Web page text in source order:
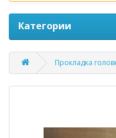
Категории
Прокладка